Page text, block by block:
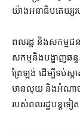
យ៉ាង​អនាធិបតេយ្យ​
ពលរដ្ឋ និង​សកម្មជន​
សកម្ម​និង​បង្ហាញ​ឆន្ទ
ព្រៃ​ឡង់ ដើម្បី​ទប់ស្ក
មាន​លុយ និង​អំណាច បំ
របស់​ពលរដ្ឋ​បន្ត​ទៀ